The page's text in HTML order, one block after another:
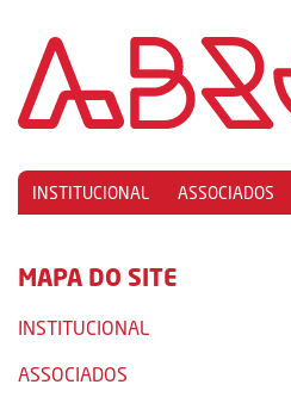
INSTITUCIONAL ASSOCIADOS
MAPA DO SITE
INSTITUCIONAL
ASSOCIADOS